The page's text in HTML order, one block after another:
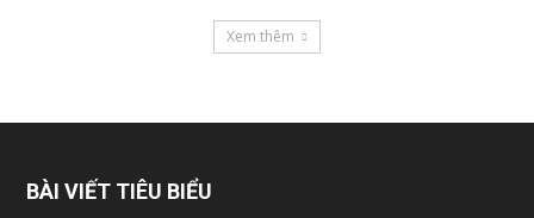
Xem thêm
BÀI VIẾT TIÊU BIỂU